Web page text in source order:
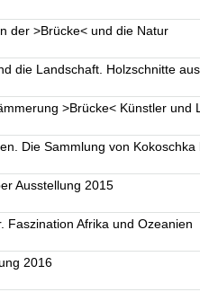
der >Brücke< und die Natur
die Landschaft. Holzschnitte
>Brücke< Künstler und
Die Sammlung von Kokoschka
Ausstellung 2015
Faszination Afrika und Ozeanien
2016